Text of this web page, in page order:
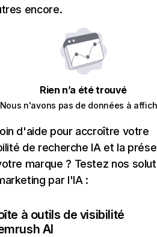
encore.
Rien n’a été trouvé
Nous n'avons pas de données à
d'aide pour accroître votre
de recherche IA et la
marque ? Testez nos
par l'IA :
à outils de visibilité
AI